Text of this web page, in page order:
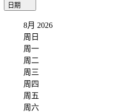
日期
8月 2026
周日
周一
周二
周三
周四
周五
周六